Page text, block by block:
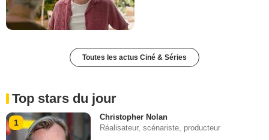
Toutes les actus Ciné & Séries
Top stars du jour
1
Christopher Nolan
Réalisateur, scénariste, producteur